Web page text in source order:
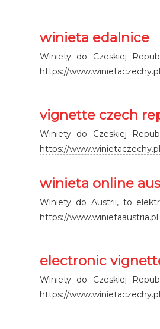
winieta edalnice
Winiety do Czeskiej
https://www.winietaczechy.pl
vignette czech
Winiety do Czeskiej
https://www.winietaczechy.pl
winieta online
Winiety do Austrii, to
https://www.winietaaustria.pl
electronic
Winiety do Czeskiej
https://www.winietaczechy.pl